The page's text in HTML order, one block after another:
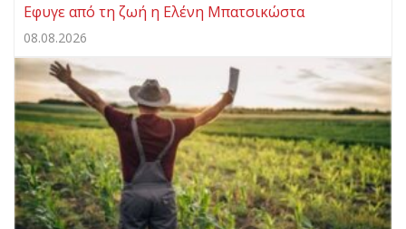
Eφυγε από τη ζωή η Ελένη Μπατσικώστα
08.08.2026